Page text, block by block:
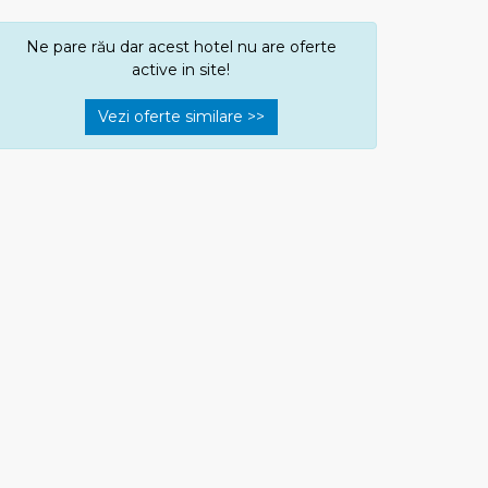
Ne pare rău dar acest hotel nu are oferte
active in site!
Vezi oferte similare >>